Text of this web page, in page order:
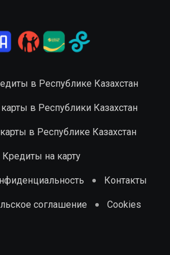
в Республике Казахстан
в Республики Казахстан
в Республике Казахстан
Кредиты на карту
Контакты
соглашение Cookies